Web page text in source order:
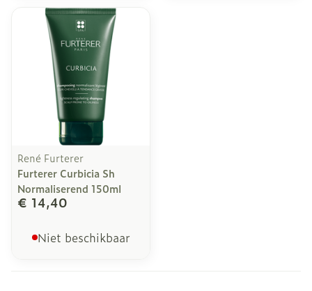
René Furterer
Furterer Curbicia Sh
Normaliserend 150ml
€ 14,40
Niet beschikbaar